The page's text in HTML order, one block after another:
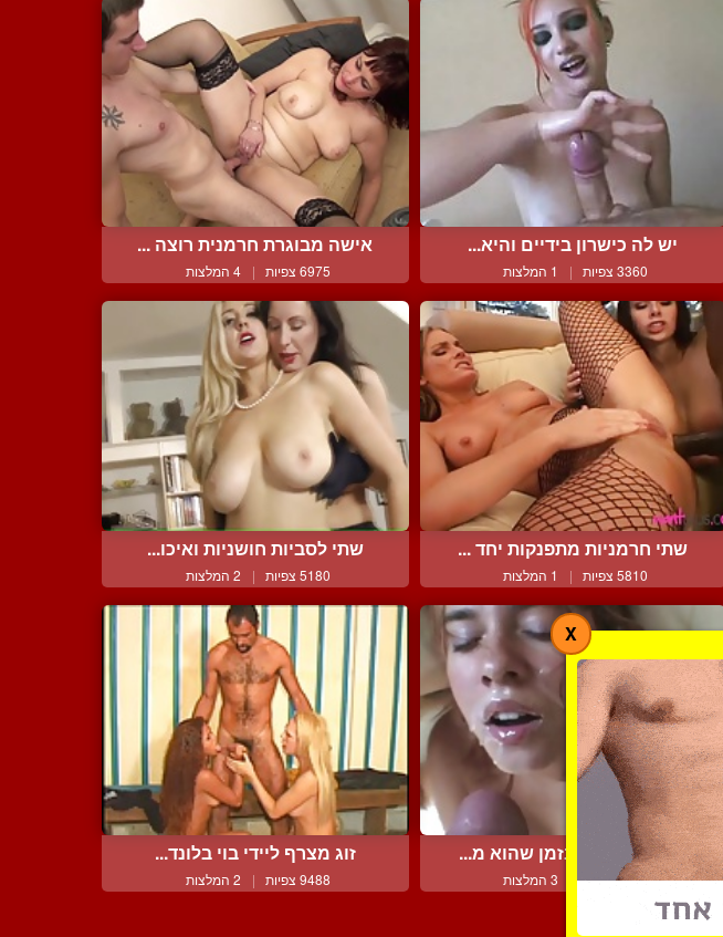
יש לה כישרון בידיים והיא...
3360 צפיות | 1 המלצות
אישה מבוגרת חרמנית רוצה ...
6975 צפיות | 4 המלצות
שתי חרמניות מתפנקות יחד ...
5810 צפיות | 1 המלצות
שתי לסביות חושניות ואיכו...
5180 צפיות | 2 המלצות
היא עושה ביד בזמן שהוא מ...
5065 צפיות | 3 המלצות
זוג מצרף ליידי בוי בלונד...
9488 צפיות | 2 המלצות
X